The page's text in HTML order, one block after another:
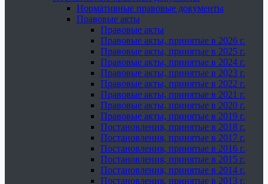
Нормативные правовые документы
Правовые акты
Правовые акты
Правовые акты, принятые в 2026 г.
Правовые акты, принятые в 2025 г.
Правовые акты, принятые в 2024 г.
Правовые акты, принятые в 2023 г.
Правовые акты, принятые в 2022 г.
Правовые акты, принятые в 2021 г.
Правовые акты, принятые в 2020 г.
Правовые акты, принятые в 2019 г.
Постановления, принятые в 2018 г.
Постановления, принятые в 2017 г.
Постановления, принятые в 2016 г.
Постановления, принятые в 2015 г.
Постановления, принятые в 2014 г.
Постановления, принятые в 2013 г.